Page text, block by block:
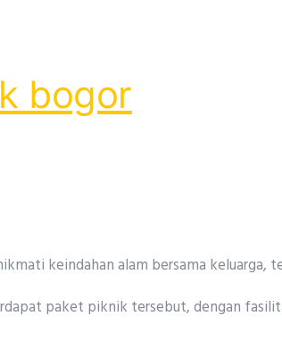
bogor
keindahan alam bersama keluarga,
paket piknik tersebut, dengan